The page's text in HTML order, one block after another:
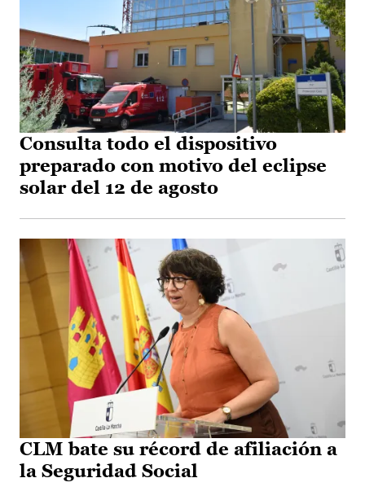
Consulta todo el dispositivo
preparado con motivo del eclipse
solar del 12 de agosto
CLM bate su récord de afiliación a
la Seguridad Social